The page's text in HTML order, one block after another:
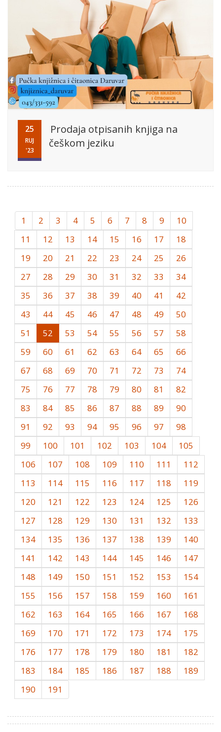
25
RUJ
'23
Prodaja otpisanih knjiga na
češkom jeziku
1 2 3 4 5 6 7 8 9
10
11
12 13 14 15 16 17
18
19
20 21 22 23 24 25
26
27
28 29 30 31 32 33
34
35
36 37 38 39 40 41
42
43
44 45 46 47 48 49
50
51
52 53 54 55 56 57
58
59
60 61 62 63 64 65
66
67
68 69 70 71 72 73
74
75
76 77 78 79 80 81
82
83
84 85 86 87 88 89
90
91
92 93 94 95 96 97
98
99
100 101 102 103 104
105
106
107 108 109 110 111
112
113
114 115 116 117 118
119
120
121 122 123 124 125
126
127
128 129 130 131 132
133
134
135 136 137 138 139
140
141
142 143 144 145 146
147
148
149 150 151 152 153
154
155
156 157 158 159 160
161
162
163 164 165 166 167
168
169
170 171 172 173 174
175
176
177 178 179 180 181
182
183
184 185 186 187 188
189
190
191